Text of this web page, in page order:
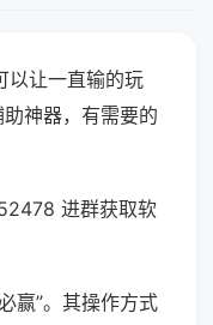
以让一直输的玩
神器，有需要的
进群获取软
赢”。其操作方式